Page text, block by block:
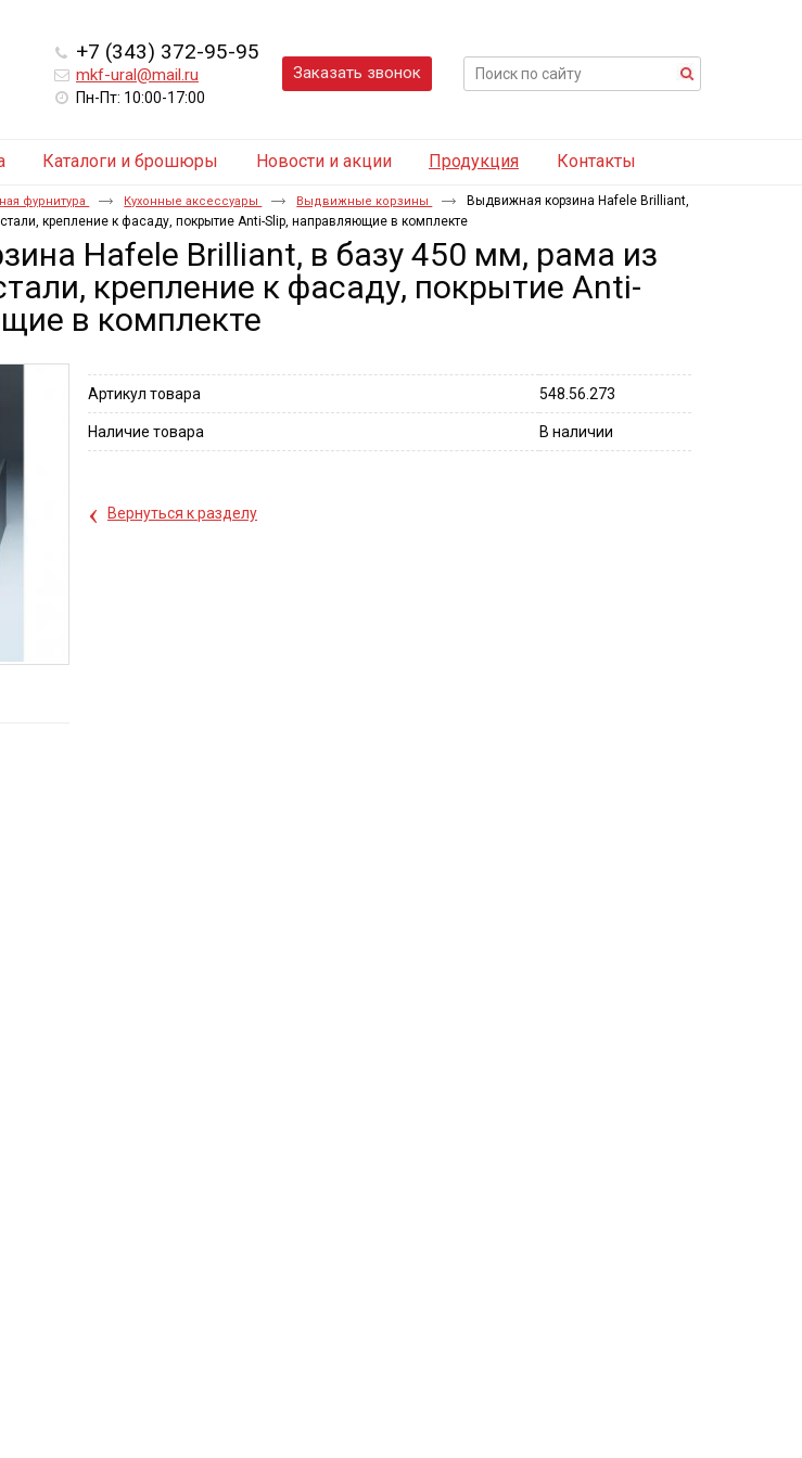
+7 (343) 372-95-95
mkf-ural@mail.ru
Пн-Пт: 10:00-17:00
Заказать звонок
Каталоги и брошюры Новости и акции Продукция Контакты
фурнитура Кухонные аксессуары Выдвижные корзины
Выдвижная корзина Hafele Brilliant,
крепление к фасаду, покрытие Anti-Slip, направляющие в комплекте
Hafele Brilliant, в базу 450 мм, рама из
крепление к фасаду, покрытие Anti-
в комплекте
Артикул товара 548.56.273
Наличие товара В наличии
‹ Вернуться к разделу